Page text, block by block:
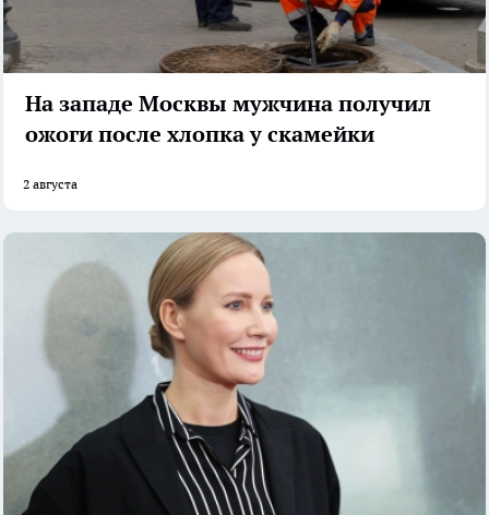
На западе Москвы мужчина получил
ожоги после хлопка у скамейки
2 августа